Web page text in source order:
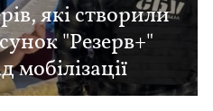
які створили
"Резерв+"
мобілізації